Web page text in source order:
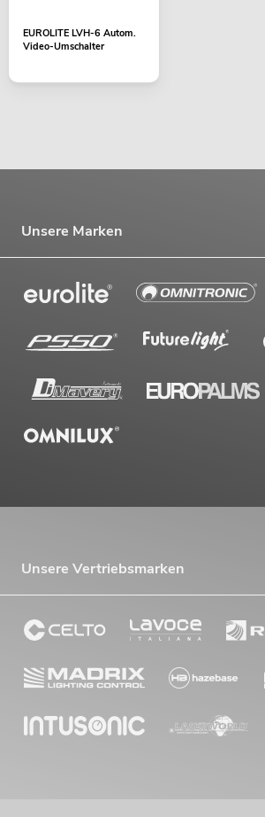
EUROLITE LVH-6 Autom.
Video-Umschalter
Unsere Marken
Unsere Vertriebsmarken